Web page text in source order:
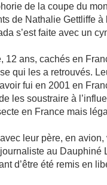
de la coupe du
de Nathalie Gettliffe
s’est faite avec un
12 ans, cachés en
qui les a retrouvés.
fui en 2001 en
les soustraire à
en France mais
leur père, en
au
d’être été remis en